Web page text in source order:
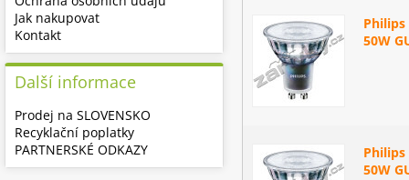
Philips
50W
Philips
50W
Jak nakupovat
Kontakt
Další informace
Prodej na SLOVENSKO
Recyklační poplatky
PARTNERSKÉ ODKAZY